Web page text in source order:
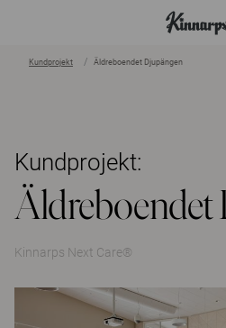
Kundprojekt Äldreboendet Djupängen
Kundprojekt:
Äldreboendet
Kinnarps Next Care®